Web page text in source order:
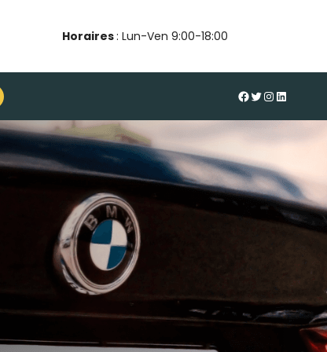
Horaires: Lun-Ven 9:00-18:00
#Twitter InstagramLinkedIn